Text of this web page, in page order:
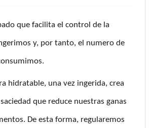
que facilita el control de la
y, por tanto, el numero de
hidratable, una vez ingerida, crea
que reduce nuestras ganas
De esta forma, regularemos